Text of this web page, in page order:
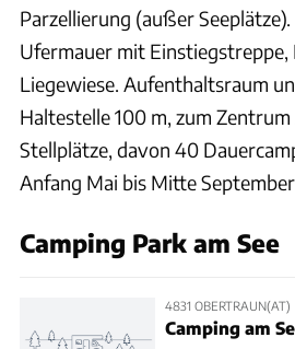
Parzellierung (außer
Ufermauer mit Einstiegstreppe,
Liegewiese. Aufenthaltsraum
Haltestelle 100 m, zum Zentrum
Stellplätze, davon 40
Anfang Mai bis Mitte
Camping Park am See
4831 OBERTRAUN(AT)
Camping am